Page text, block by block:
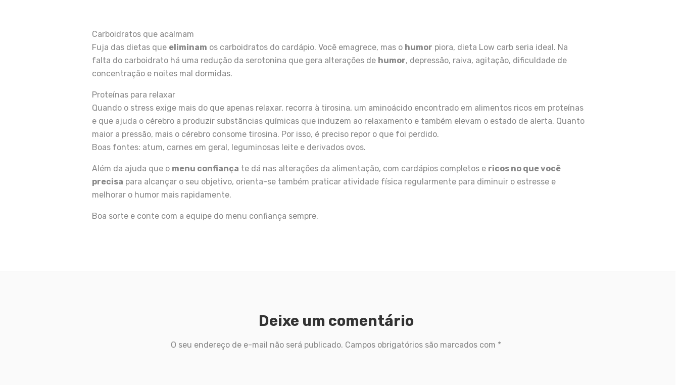
Carboidratos que acalmam
Fuja das dietas que eliminam os carboidratos do cardápio. Você emagrece, mas o humor piora, dieta Low carb seria ideal. Na
falta do carboidrato há uma redução da serotonina que gera alterações de humor, depressão, raiva, agitação, dificuldade de
concentração e noites mal dormidas.
Proteínas para relaxar
Quando o stress exige mais do que apenas relaxar, recorra à tirosina, um aminoácido encontrado em alimentos ricos em proteínas
e que ajuda o cérebro a produzir substâncias químicas que induzem ao relaxamento e também elevam o estado de alerta. Quanto
maior a pressão, mais o cérebro consome tirosina. Por isso, é preciso repor o que foi perdido.
Boas fontes: atum, carnes em geral, leguminosas leite e derivados ovos.
Além da ajuda que o menu confiança te dá nas alterações da alimentação, com cardápios completos e ricos no que você
precisa para alcançar o seu objetivo, orienta-se também praticar atividade física regularmente para diminuir o estresse e
melhorar o humor mais rapidamente.
Boa sorte e conte com a equipe do menu confiança sempre.
Deixe um comentário
O seu endereço de e-mail não será publicado. Campos obrigatórios são marcados com *